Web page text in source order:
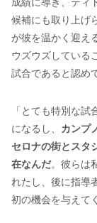
成績に導き、ティ
候補にも取り上げ
が彼を温かく迎え
ウズウズしている
試合であると認め
「とても特別な
になるし、 カンプ
セロナの街とスタ
在なんだ。彼らは
れたし、後に指導
初の機会を与えて